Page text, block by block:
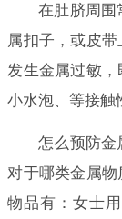
在肚脐周围
属扣子，或皮
发生金属过敏
小水泡、等接触
怎么预防金
对于哪类金属
物品有：女士